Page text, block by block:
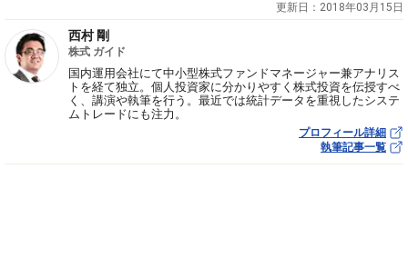
更新日： 2018年03月15日
西村 剛
株式 ガイド
国内運用会社にて中小型株式ファンドマネージャー兼アナリス
トを経て独立。個人投資家に分かりやすく株式投資を伝授すべ
く、講演や執筆を行う。最近では統計データを重視したシステ
ムトレードにも注力。
プロフィール詳細
執筆記事一覧